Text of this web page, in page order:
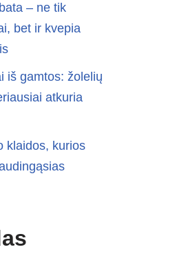
– ne tik
bet ir kvepia
iš gamtos: žolelių
atkuria
klaidos, kurios